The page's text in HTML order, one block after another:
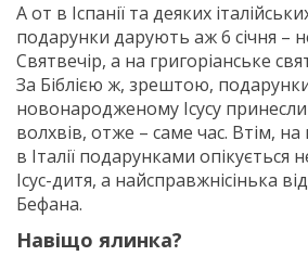
А от в Іспанії та деяких
подарунки дарують аж 6 січня –
Святвечір, а на григоріанське
За Біблією ж, зрештою,
новонародженому Ісусу
волхвів, отже – саме час. Втім, на
в Італії подарунками опікується
Ісус-дитя, а найсправжнісінька
Бефана.
Навіщо ялинка?